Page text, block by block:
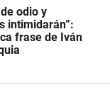
odio y
intimidarán”:
frase de Iván